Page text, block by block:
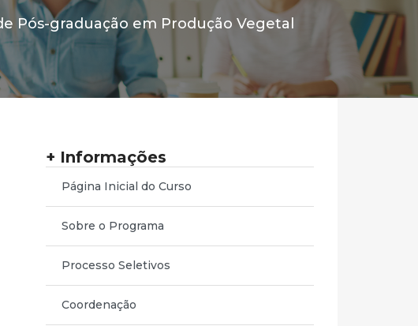
Pós-graduação em Produção Vegetal
+ Informações
Página Inicial do Curso
Sobre o Programa
Processo Seletivos
Coordenação